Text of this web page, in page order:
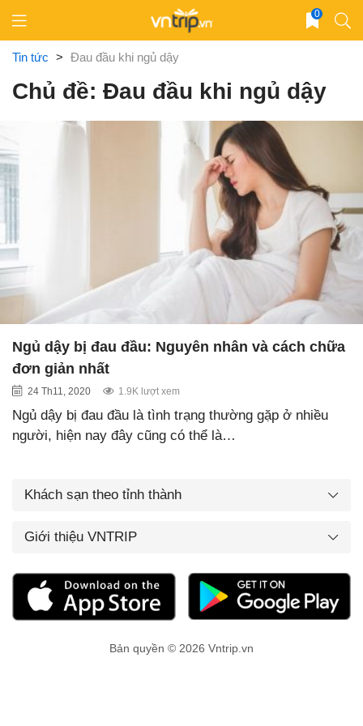
content
0
Tin tức > Đau đầu khi ngủ dậy
Chủ đề: Đau đầu khi ngủ dậy
Ngủ dậy bị đau đầu: Nguyên nhân và cách chữa
đơn giản nhất
24 Th11, 2020 1.9K lượt xem
Ngủ dậy bị đau đầu là tình trạng thường gặp ở nhiều
người, hiện nay đây cũng có thể là…
Khách sạn theo tỉnh thành
Giới thiệu VNTRIP
Bản quyền © 2026 Vntrip.vn